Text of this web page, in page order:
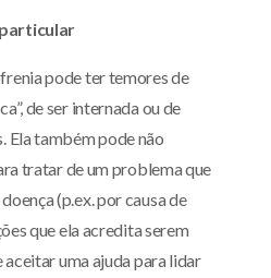
pode ter temores de
de ser internada ou de
também pode não
tratar de um problema que
(p.ex. por causa de
que ela acredita serem
aceitar uma ajuda para lidar